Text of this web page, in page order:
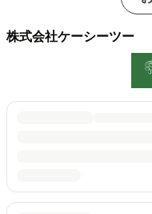
株式会社ケーシーツー